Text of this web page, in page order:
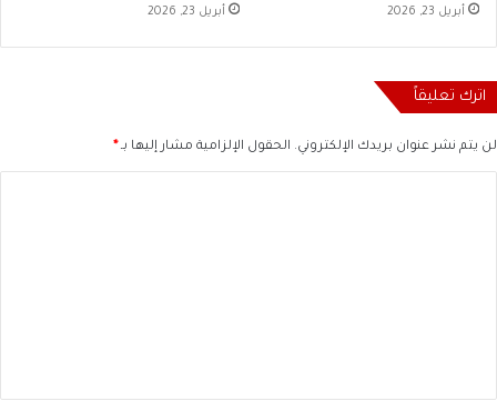
أبريل 23, 2026 أبريل 23, 2026
اترك تعليقاً
لن يتم نشر عنوان بريدك الإلكتروني. الحقول الإلزامية مشار إليها بـ *